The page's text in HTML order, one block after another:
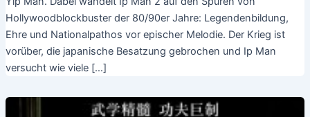
Hollywoodblockbuster der 80/90er Jahre: Legendenbildung,
Ehre und Nationalpathos vor epischer Melodie. Der Krieg ist
vorüber, die japanische Besatzung gebrochen und Ip Man
versucht wie viele […]